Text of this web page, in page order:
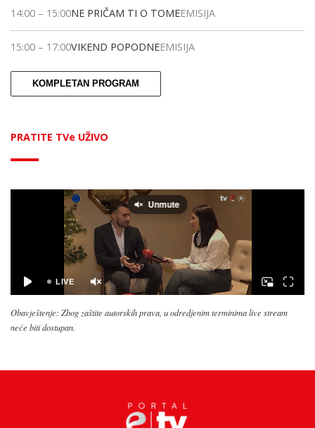
14:00 – 15:00NE PRIČAM TI O TOMEEMISIJA
15:00 – 17:00VIKEND POPODNEEMISIJA
KOMPLETAN PROGRAM
PRATITE TVe UŽIVO
Obavještenje: Zbog zaštite autorskih prava, u odredjenim terminima live stream
neće biti dostupan.